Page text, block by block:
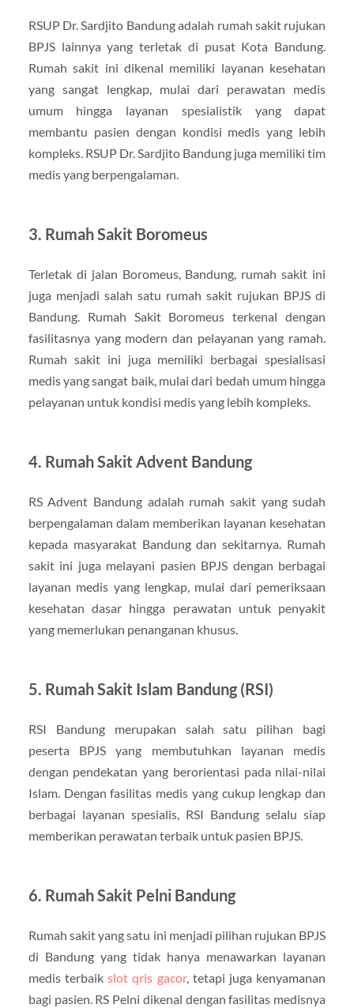
RSUP Dr. Sardjito Bandung adalah rumah sakit rujukan
BPJS lainnya yang terletak di pusat Kota Bandung.
Rumah sakit ini dikenal memiliki layanan kesehatan
yang sangat lengkap, mulai dari perawatan medis
umum hingga layanan spesialistik yang dapat
membantu pasien dengan kondisi medis yang lebih
kompleks. RSUP Dr. Sardjito Bandung juga memiliki tim
medis yang berpengalaman.
3. Rumah Sakit Boromeus
Terletak di jalan Boromeus, Bandung, rumah sakit ini
juga menjadi salah satu rumah sakit rujukan BPJS di
Bandung. Rumah Sakit Boromeus terkenal dengan
fasilitasnya yang modern dan pelayanan yang ramah.
Rumah sakit ini juga memiliki berbagai spesialisasi
medis yang sangat baik, mulai dari bedah umum hingga
pelayanan untuk kondisi medis yang lebih kompleks.
4. Rumah Sakit Advent Bandung
RS Advent Bandung adalah rumah sakit yang sudah
berpengalaman dalam memberikan layanan kesehatan
kepada masyarakat Bandung dan sekitarnya. Rumah
sakit ini juga melayani pasien BPJS dengan berbagai
layanan medis yang lengkap, mulai dari pemeriksaan
kesehatan dasar hingga perawatan untuk penyakit
yang memerlukan penanganan khusus.
5. Rumah Sakit Islam Bandung (RSI)
RSI Bandung merupakan salah satu pilihan bagi
peserta BPJS yang membutuhkan layanan medis
dengan pendekatan yang berorientasi pada nilai-nilai
Islam. Dengan fasilitas medis yang cukup lengkap dan
berbagai layanan spesialis, RSI Bandung selalu siap
memberikan perawatan terbaik untuk pasien BPJS.
6. Rumah Sakit Pelni Bandung
Rumah sakit yang satu ini menjadi pilihan rujukan BPJS
di Bandung yang tidak hanya menawarkan layanan
medis terbaikslot qris gacor, tetapi juga kenyamanan
bagi pasien. RS Pelni dikenal dengan fasilitas medisnya